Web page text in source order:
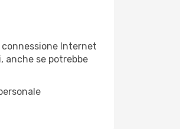
Internet
anche se potrebbe